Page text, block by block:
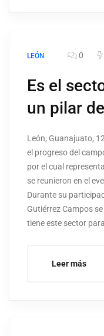
LEÓN 0
Es el
un pilar
León, Guanajuato,
el progreso del
por el cual
se reunieron en el
Durante su
Gutiérrez Campos
tiene este sector
Leer más